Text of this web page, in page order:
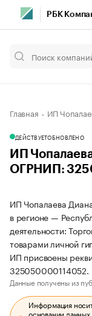
РБК
Главная ИП
ДЕЙСТВУЕТОБНОВЛЕНО
ИП
ОГРНИП:
ИП Чопалаева
в регионе —
деятельности:
товарами личной
ИП присвоены
325050000114052.
Данные получены из
Информация
основании данных